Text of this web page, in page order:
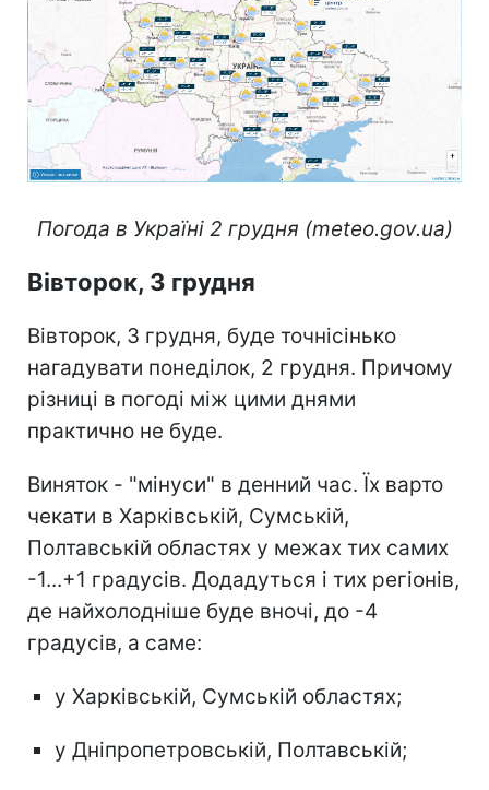
Погода в Україні 2 грудня (meteo.gov.ua)
Вівторок, 3 грудня
Вівторок, 3 грудня, буде точнісінько
нагадувати понеділок, 2 грудня. Причому
різниці в погоді між цими днями
практично не буде.
Виняток - "мінуси" в денний час. Їх варто
чекати в Харківській, Сумській,
Полтавській областях у межах тих самих
-1...+1 градусів. Додадуться і тих регіонів,
де найхолодніше буде вночі, до -4
градусів, а саме:
у Харківській, Сумській областях;
у Дніпропетровській, Полтавській;